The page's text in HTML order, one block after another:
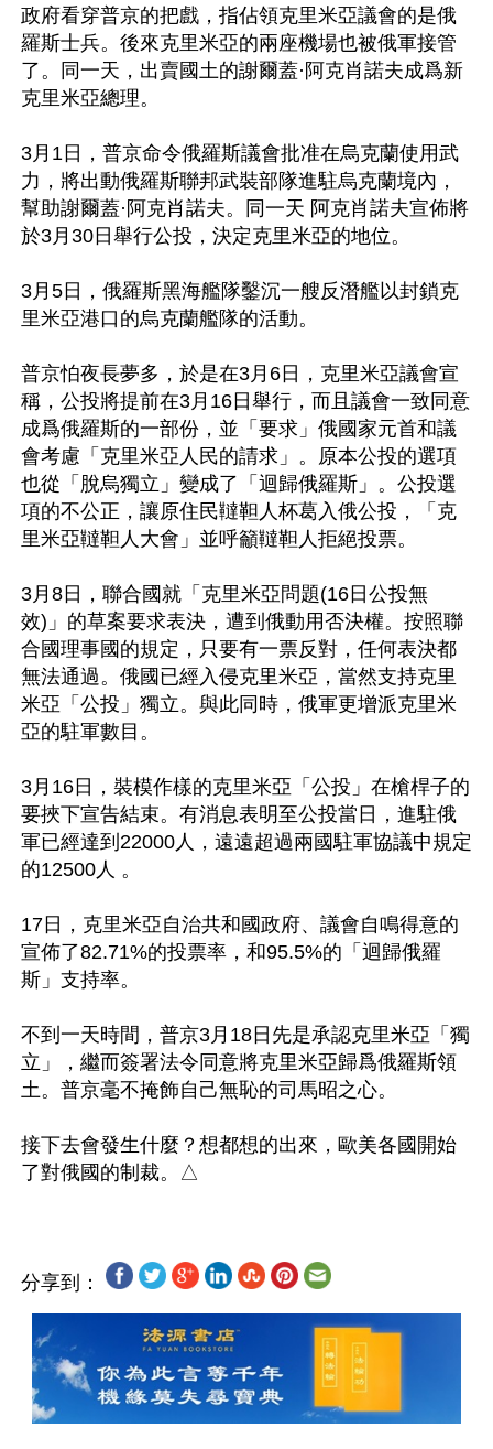
政府看穿普京的把戲，指佔領克里米亞議會的是俄
羅斯士兵。後來克里米亞的兩座機場也被俄軍接管
了。同一天，出賣國土的謝爾蓋·阿克肖諾夫成爲新
克里米亞總理。
3月1日，普京命令俄羅斯議會批准在烏克蘭使用武
力，將出動俄羅斯聯邦武裝部隊進駐烏克蘭境內，
幫助謝爾蓋·阿克肖諾夫。同一天 阿克肖諾夫宣佈將
於3月30日舉行公投，決定克里米亞的地位。
3月5日，俄羅斯黑海艦隊鑿沉一艘反潛艦以封鎖克
里米亞港口的烏克蘭艦隊的活動。
普京怕夜長夢多，於是在3月6日，克里米亞議會宣
稱，公投將提前在3月16日舉行，而且議會一致同意
成爲俄羅斯的一部份，並「要求」俄國家元首和議
會考慮「克里米亞人民的請求」。原本公投的選項
也從「脫烏獨立」變成了「迴歸俄羅斯」。公投選
項的不公正，讓原住民韃靼人杯葛入俄公投，「克
里米亞韃靼人大會」並呼籲韃靼人拒絕投票。
3月8日，聯合國就「克里米亞問題(16日公投無
效)」的草案要求表決，遭到俄動用否決權。按照聯
合國理事國的規定，只要有一票反對，任何表決都
無法通過。俄國已經入侵克里米亞，當然支持克里
米亞「公投」獨立。與此同時，俄軍更增派克里米
亞的駐軍數目。
3月16日，裝模作樣的克里米亞「公投」在槍桿子的
要挾下宣告結束。有消息表明至公投當日，進駐俄
軍已經達到22000人，遠遠超過兩國駐軍協議中規定
的12500人 。
17日，克里米亞自治共和國政府、議會自鳴得意的
宣佈了82.71%的投票率，和95.5%的「迴歸俄羅
斯」支持率。
不到一天時間，普京3月18日先是承認克里米亞「獨
立」，繼而簽署法令同意將克里米亞歸爲俄羅斯領
土。普京毫不掩飾自己無恥的司馬昭之心。
接下去會發生什麼？想都想的出來，歐美各國開始
分享到：